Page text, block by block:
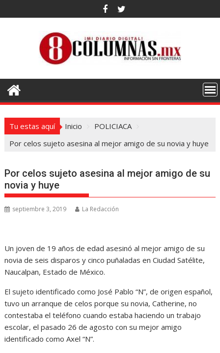
al
Tu estas aquí Inicio
POLICIACA
Por celos sujeto asesina al mejor amigo de su novia y huye
Por celos sujeto asesina al mejor amigo de su
novia y huye
septiembre 3, 2019 La Redacción
Un joven de 19 años de edad asesinó al mejor amigo de su
novia de seis disparos y cinco puñaladas en Ciudad Satélite,
Naucalpan, Estado de México.
El sujeto identificado como José Pablo “N”, de origen español,
tuvo un arranque de celos porque su novia, Catherine, no
contestaba el teléfono cuando estaba haciendo un trabajo
escolar, el pasado 26 de agosto con su mejor amigo
identificado como Axel “N”.